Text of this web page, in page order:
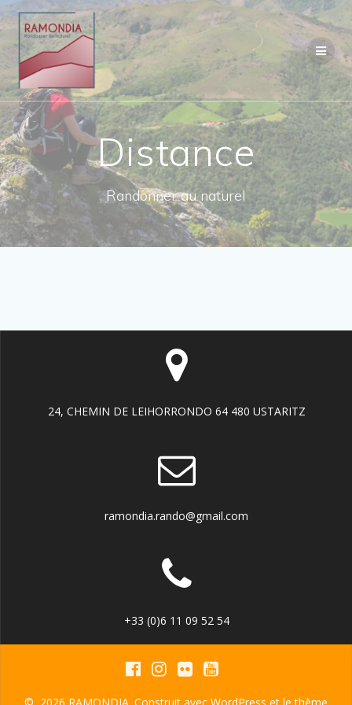
au
contenu
Distance
Randonner au naturel
24, CHEMIN DE LEIHORRONDO 64 480 USTARITZ
ramondia.rando@gmail.com
+33 (0)6 11 09 52 54